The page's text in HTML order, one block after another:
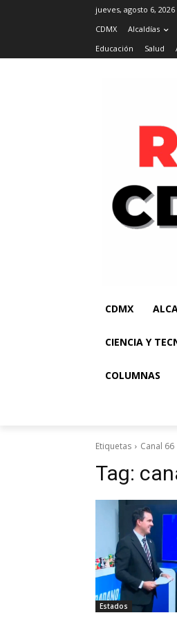
jueves, agosto 6, 2026
CDMX
Alcaldías
Educación
Salud
CDMX
CIENCIA Y
COLUMNAS
Etiquetas Canal 66
Tag:
Estados